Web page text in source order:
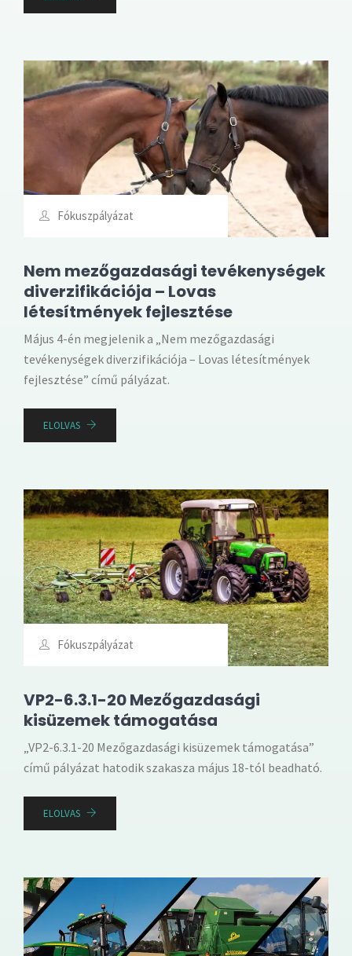
Fókuszpályázat
Nem mezőgazdasági tevékenységek
diverzifikációja – Lovas
létesítmények fejlesztése
Május 4-én megjelenik a „Nem mezőgazdasági
tevékenységek diverzifikációja – Lovas létesítmények
fejlesztése” című pályázat.
ELOLVAS
Fókuszpályázat
VP2-6.3.1-20 Mezőgazdasági
kisüzemek támogatása
„VP2-6.3.1-20 Mezőgazdasági kisüzemek támogatása”
című pályázat hatodik szakasza május 18-tól beadható.
ELOLVAS